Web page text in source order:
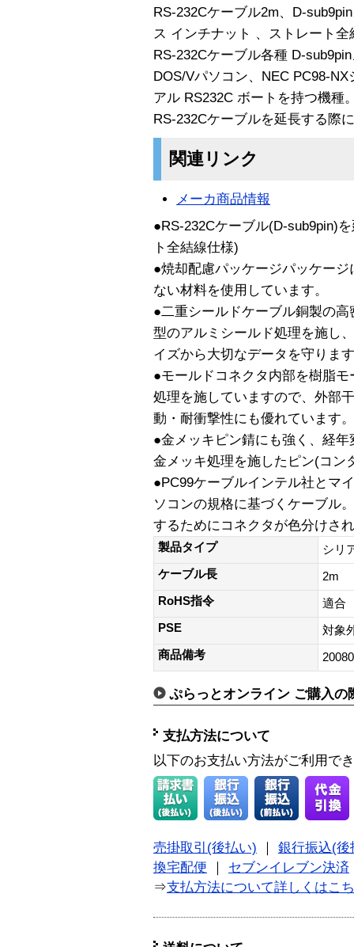
RS-232Cケーブル2m、D-
ス インチナット 、ストレート
RS-232Cケーブル各種 D-
DOS/Vパソコン、NEC PC98-
アル RS232C ボートを持つ機種
RS-232Cケーブルを延長する際
関連リンク
メーカ商品情報
●RS-232Cケーブル(D-sub9pin)
ト全結線仕様)
●焼却配慮パッケージパッケー
ない材料を使用しています。
●二重シールドケーブル銅製の
型のアルミシールド処理を施し
イズから大切なデータを守りま
●モールドコネクタ内部を樹脂
処理を施していますので、外部
動・耐衝撃性にも優れています。
●金メッキピン錆にも強く、経
金メッキ処理を施したピン(コン
●PC99ケーブルインテル社とマ
ソコンの規格に基づくケーブル
するためにコネクタが色分けさ
製品タイプ
シリ
ケーブル長
2m
RoHS指令
適合
PSE
対象
商品備考
ぷらっとオンライン ご購入の
支払方法について
以下のお支払い方法がご利用で
売掛取引(後払い) ｜ 銀行振込(後
換宅配便 ｜ セブンイレブン決済
⇒支払方法について詳しくはこ